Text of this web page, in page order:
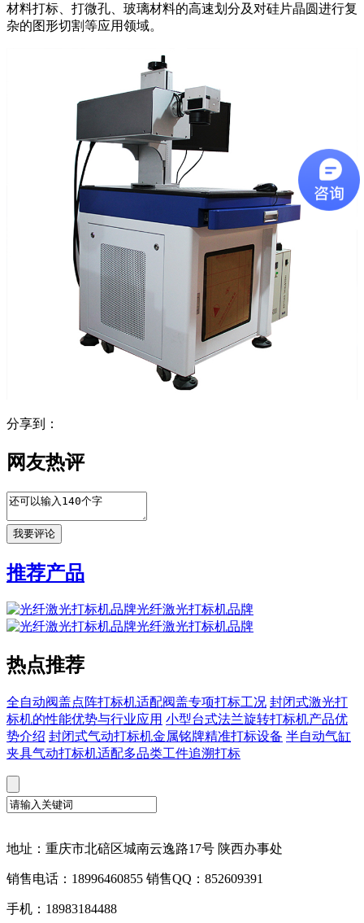
材料打标、打微孔、玻璃材料的高速划分及对硅片晶圆进行复
杂的图形切割等应用领域。
分享到：
网友热评
推荐产品
光纤激光打标机品牌
光纤激光打标机品牌
热点推荐
全自动阀盖点阵打标机适配阀盖专项打标工况 封闭式激光打
标机的性能优势与行业应用 小型台式法兰旋转打标机产品优
势介绍 封闭式气动打标机金属铭牌精准打标设备 半自动气缸
夹具气动打标机适配多品类工件追溯打标
地址：重庆市北碚区城南云逸路17号 陕西办事处
销售电话：18996460855 销售QQ：852609391
手机：18983184488